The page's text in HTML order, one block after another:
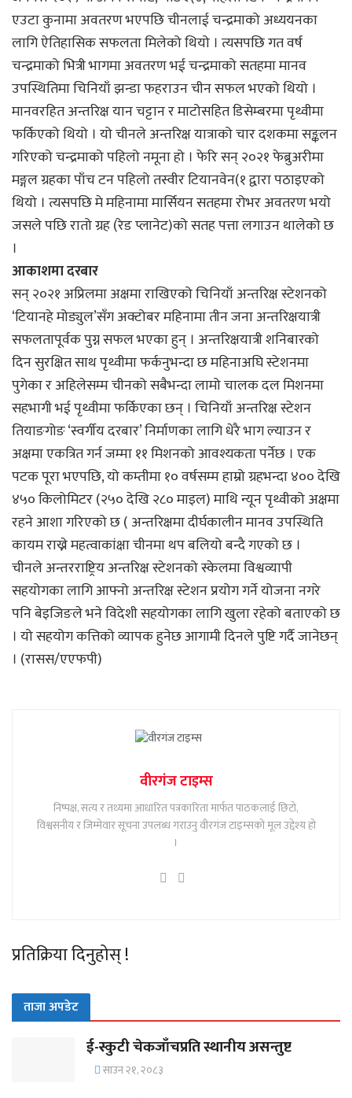
एउटा कुनामा अवतरण भएपछि चीनलाई चन्द्रमाको अध्ययनका
लागि ऐतिहासिक सफलता मिलेको थियो । त्यसपछि गत वर्ष
चन्द्रमाको भित्री भागमा अवतरण भई चन्द्रमाको सतहमा मानव
उपस्थितिमा चिनियाँ झन्डा फहराउन चीन सफल भएको थियो ।
मानवरहित अन्तरिक्ष यान चट्टान र माटोसहित डिसेम्बरमा पृथ्वीमा
फर्किएको थियो । यो चीनले अन्तरिक्ष यात्राको चार दशकमा सङ्कलन
गरिएको चन्द्रमाको पहिलो नमूना हो । फेरि सन् २०२१ फेब्रुअरीमा
मङ्गल ग्रहका पाँच टन पहिलो तस्वीर टियानवेन(१ द्वारा पठाइएको
थियो । त्यसपछि मे महिनामा मार्सियन सतहमा रोभर अवतरण भयो
जसले पछि रातो ग्रह (रेड प्लानेट)को सतह पत्ता लगाउन थालेको छ
।
आकाशमा दरबार
सन् २०२१ अप्रिलमा अक्षमा राखिएको चिनियाँ अन्तरिक्ष स्टेशनको
‘टियानहे मोड्युल’सँग अक्टोबर महिनामा तीन जना अन्तरिक्षयात्री
सफलतापूर्वक पुग्न सफल भएका हुन् । अन्तरिक्षयात्री शनिबारको
दिन सुरक्षित साथ पृथ्वीमा फर्कनुभन्दा छ महिनाअघि स्टेशनमा
पुगेका र अहिलेसम्म चीनको सबैभन्दा लामो चालक दल मिशनमा
सहभागी भई पृथ्वीमा फर्किएका छन् । चिनियाँ अन्तरिक्ष स्टेशन
तियाङगोङ ‘स्वर्गीय दरबार’ निर्माणका लागि धेरै भाग ल्याउन र
अक्षमा एकत्रित गर्न जम्मा ११ मिशनको आवश्यकता पर्नेछ । एक
पटक पूरा भएपछि, यो कम्तीमा १० वर्षसम्म हाम्रो ग्रहभन्दा ४०० देखि
४५० किलोमिटर (२५० देखि २८० माइल) माथि न्यून पृथ्वीको अक्षमा
रहने आशा गरिएको छ ( अन्तरिक्षमा दीर्घकालीन मानव उपस्थिति
कायम राख्ने महत्वाकांक्षा चीनमा थप बलियो बन्दै गएको छ ।
चीनले अन्तरराष्ट्रिय अन्तरिक्ष स्टेशनको स्केलमा विश्वव्यापी
सहयोगका लागि आफ्नो अन्तरिक्ष स्टेशन प्रयोग गर्ने योजना नगरे
पनि बेइजिङले भने विदेशी सहयोगका लागि खुला रहेको बताएको छ
। यो सहयोग कत्तिको व्यापक हुनेछ आगामी दिनले पुष्टि गर्दै जानेछन्
। (रासस/एएफपी)
वीरगंज टाइम्स
निष्पक्ष, सत्य र तथ्यमा आधारित पत्रकारिता मार्फत पाठकलाई छिटो,
विश्वसनीय र जिम्मेवार सूचना उपलब्ध गराउनु वीरगंज टाइम्सको मूल उद्देश्य हो
।
प्रतिक्रिया दिनुहोस् !
ताजा अपडेट
ई-स्कुटी चेकजाँचप्रति स्थानीय असन्तुष्ट
साउन २१, २०८३